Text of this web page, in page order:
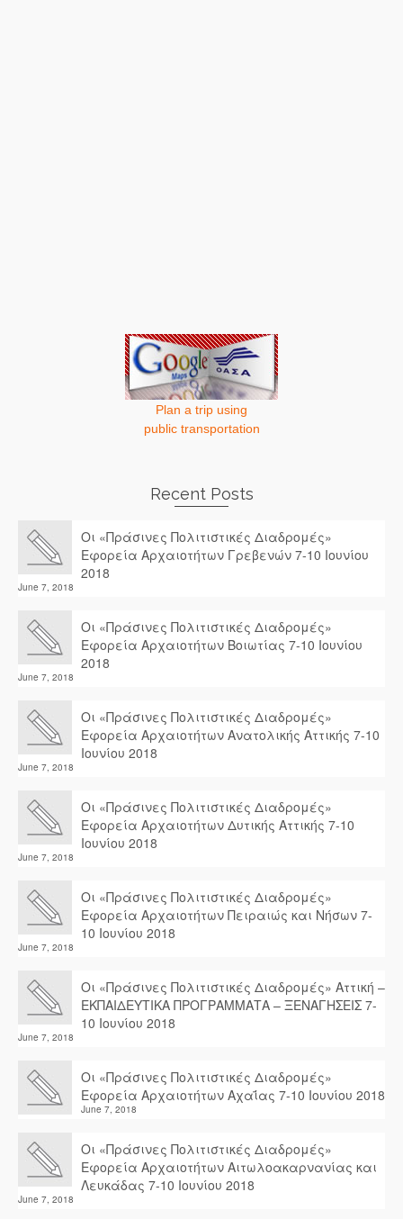
Plan a trip using
public transportation
Recent Posts
Οι «Πράσινες Πολιτιστικές Διαδρομές»
Εφορεία Αρχαιοτήτων Γρεβενών 7-10 Ιουνίου
2018
June 7, 2018
Οι «Πράσινες Πολιτιστικές Διαδρομές»
Εφορεία Αρχαιοτήτων Βοιωτίας 7-10 Ιουνίου
2018
June 7, 2018
Οι «Πράσινες Πολιτιστικές Διαδρομές»
Εφορεία Αρχαιοτήτων Ανατολικής Αττικής 7-10
Ιουνίου 2018
June 7, 2018
Οι «Πράσινες Πολιτιστικές Διαδρομές»
Εφορεία Αρχαιοτήτων Δυτικής Αττικής 7-10
Ιουνίου 2018
June 7, 2018
Οι «Πράσινες Πολιτιστικές Διαδρομές»
Εφορεία Αρχαιοτήτων Πειραιώς και Νήσων 7-
10 Ιουνίου 2018
June 7, 2018
Οι «Πράσινες Πολιτιστικές Διαδρομές» Αττική –
ΕΚΠΑΙΔΕΥΤΙΚΑ ΠΡΟΓΡΑΜΜΑΤΑ – ΞΕΝΑΓΗΣΕΙΣ 7-
10 Ιουνίου 2018
June 7, 2018
Οι «Πράσινες Πολιτιστικές Διαδρομές»
Εφορεία Αρχαιοτήτων Αχαΐας 7-10 Ιουνίου 2018
June 7, 2018
Οι «Πράσινες Πολιτιστικές Διαδρομές»
Εφορεία Αρχαιοτήτων Αιτωλοακαρνανίας και
Λευκάδας 7-10 Ιουνίου 2018
June 7, 2018